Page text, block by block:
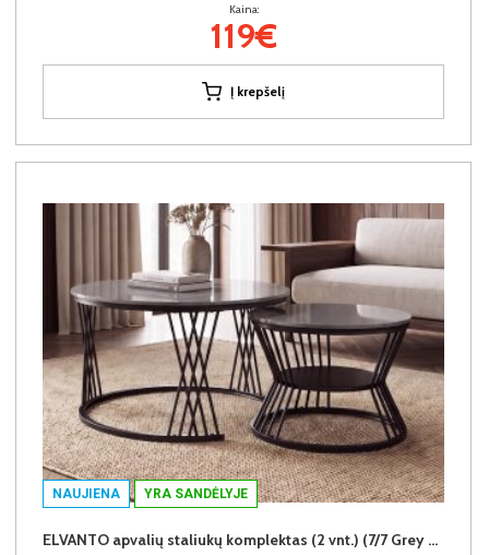
Kaina:
119€
Į krepšelį
NAUJIENA YRA SANDĖLYJE
ELVANTO apvalių staliukų komplektas (2 vnt.) (7/7 Grey Gloss)